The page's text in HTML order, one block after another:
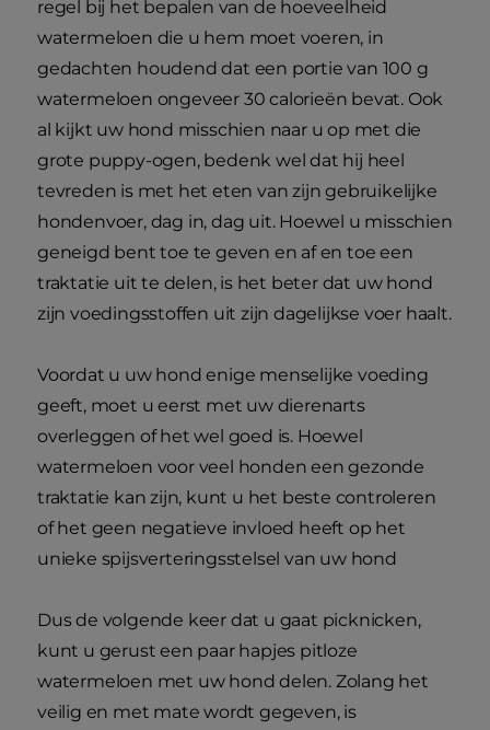
regel bij het bepalen van de hoeveelheid
watermeloen die u hem moet voeren, in
gedachten houdend dat een portie van 100 g
watermeloen ongeveer 30 calorieën bevat. Ook
al kijkt uw hond misschien naar u op met die
grote puppy-ogen, bedenk wel dat hij heel
tevreden is met het eten van zijn gebruikelijke
hondenvoer, dag in, dag uit. Hoewel u misschien
geneigd bent toe te geven en af en toe een
traktatie uit te delen, is het beter dat uw hond
zijn voedingsstoffen uit zijn dagelijkse voer haalt.
Voordat u uw hond enige menselijke voeding
geeft, moet u eerst met uw dierenarts
overleggen of het wel goed is. Hoewel
watermeloen voor veel honden een gezonde
traktatie kan zijn, kunt u het beste controleren
of het geen negatieve invloed heeft op het
unieke spijsverteringsstelsel van uw hond
Dus de volgende keer dat u gaat picknicken,
kunt u gerust een paar hapjes pitloze
watermeloen met uw hond delen. Zolang het
veilig en met mate wordt gegeven, is